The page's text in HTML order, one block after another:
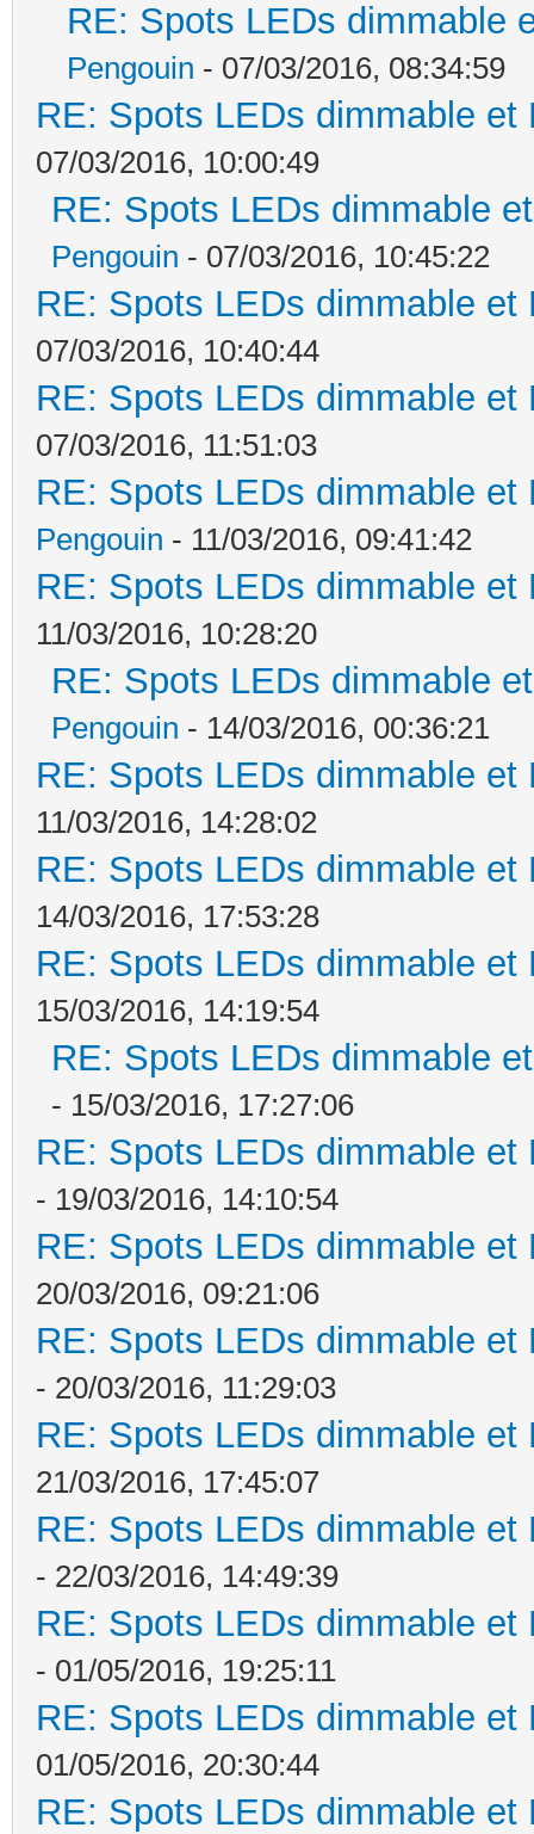
RE: Spots LEDs dimmable
Pengouin - 07/03/2016, 08:34:59
RE: Spots LEDs dimmable
07/03/2016, 10:00:49
RE: Spots LEDs dimmable
Pengouin - 07/03/2016, 10:45:22
RE: Spots LEDs dimmable
07/03/2016, 10:40:44
RE: Spots LEDs dimmable
07/03/2016, 11:51:03
RE: Spots LEDs dimmable
Pengouin - 11/03/2016, 09:41:42
RE: Spots LEDs dimmable
11/03/2016, 10:28:20
RE: Spots LEDs dimmable
Pengouin - 14/03/2016, 00:36:21
RE: Spots LEDs dimmable
11/03/2016, 14:28:02
RE: Spots LEDs dimmable
14/03/2016, 17:53:28
RE: Spots LEDs dimmable
15/03/2016, 14:19:54
RE: Spots LEDs dimmable
- 15/03/2016, 17:27:06
RE: Spots LEDs dimmable
- 19/03/2016, 14:10:54
RE: Spots LEDs dimmable
20/03/2016, 09:21:06
RE: Spots LEDs dimmable
- 20/03/2016, 11:29:03
RE: Spots LEDs dimmable
21/03/2016, 17:45:07
RE: Spots LEDs dimmable
- 22/03/2016, 14:49:39
RE: Spots LEDs dimmable
- 01/05/2016, 19:25:11
RE: Spots LEDs dimmable
01/05/2016, 20:30:44
RE: Spots LEDs dimmable